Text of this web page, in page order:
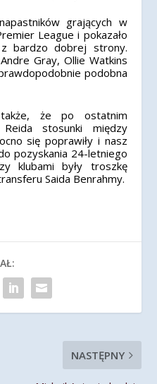
grających w
League i pokazało
bardzo dobrej strony.
Gray, Ollie Watkins
podobna
że po ostatnim
stosunki między
się poprawiły i nasz
pozyskania 24-letniego
klubami były troszkę
Saida Benrahmy.
NASTĘPNY